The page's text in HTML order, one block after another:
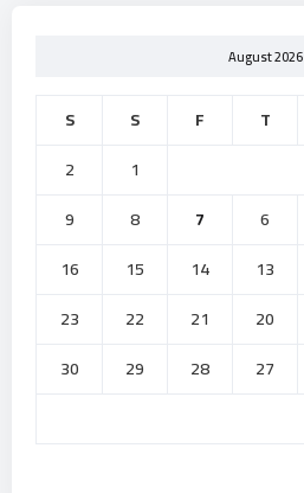
August 2026
T
F
S
S
1
2
6
7
8
9
13
14
15
16
20
21
22
23
27
28
29
30